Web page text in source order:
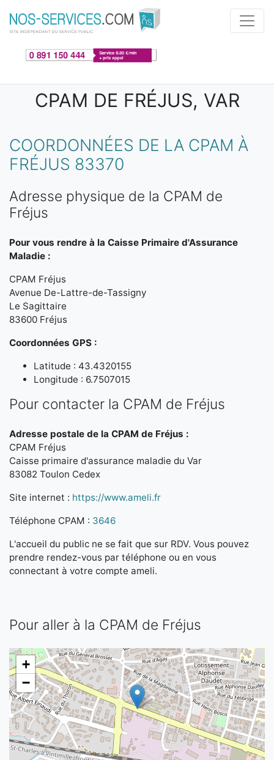
Aller au contenu principal
CPAM DE FRÉJUS, VAR
COORDONNÉES DE LA CPAM À
FRÉJUS 83370
Adresse physique de la CPAM de
Fréjus
Pour vous rendre à la Caisse Primaire d'Assurance
Maladie :
CPAM Fréjus
Avenue De-Lattre-de-Tassigny
Le Sagittaire
83600 Fréjus
Coordonnées GPS :
Latitude : 43.4320155
Longitude : 6.7507015
Pour contacter la CPAM de Fréjus
Adresse postale de la CPAM de Fréjus :
CPAM Fréjus
Caisse primaire d'assurance maladie du Var
83082 Toulon Cedex
Site internet : https://www.ameli.fr
Téléphone CPAM : 3646
L'accueil du public ne se fait que sur RDV. Vous pouvez
prendre rendez-vous par téléphone ou en vous
connectant à votre compte ameli.
Pour aller à la CPAM de Fréjus
+
−